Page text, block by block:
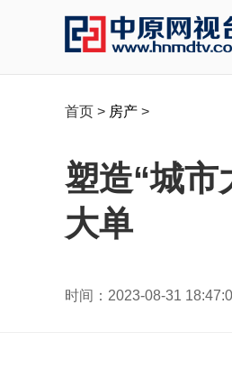
首页 > 房产 >
塑造“城市
大单
时间：2023-08-31